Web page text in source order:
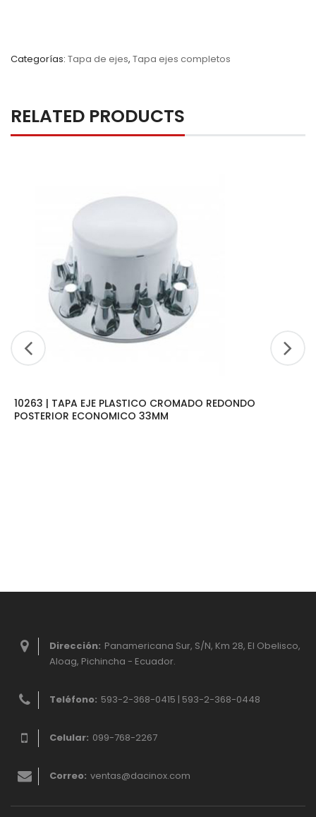
Categorías: Tapa de ejes, Tapa ejes completos
RELATED PRODUCTS
10263 | TAPA EJE PLASTICO CROMADO REDONDO
POSTERIOR ECONOMICO 33MM
Dirección: Panamericana Sur, S/N, Km 28, El Obelisco,
Aloag, Pichincha - Ecuador.
Teléfono: 593-2-368-0415 | 593-2-368-0448
Celular: 099-768-2267
Correo: ventas@dacinox.com